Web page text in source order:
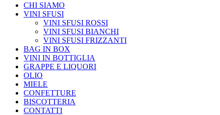
CHI SIAMO
VINI SFUSI
VINI SFUSI ROSSI
VINI SFUSI BIANCHI
VINI SFUSI FRIZZANTI
BAG IN BOX
VINI IN BOTTIGLIA
GRAPPE E LIQUORI
OLIO
MIELE
CONFETTURE
BISCOTTERIA
CONTATTI